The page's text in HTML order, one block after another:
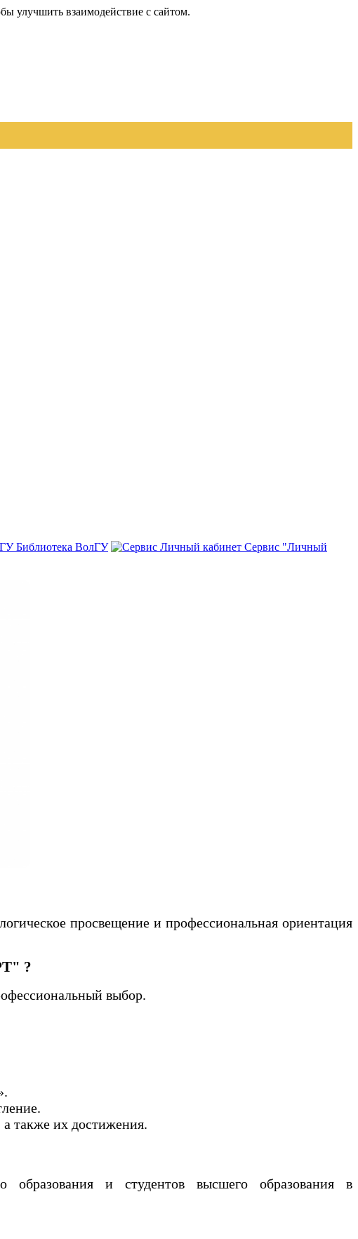
улучшить взаимодействие с сайтом.
Библиотека ВолГУ
Сервис "Личный
просвещение и профессиональная ориентация
?
выбор.
также их достижения.
образования и студентов высшего образования в